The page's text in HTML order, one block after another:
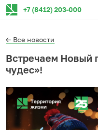
+7 (8412) 203-000
← Все новости
Встречаем Новый
чудес»!